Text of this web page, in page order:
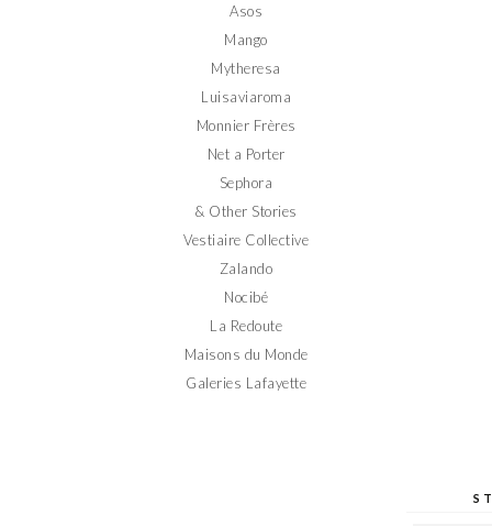
Asos
Mango
Mytheresa
Luisaviaroma
Monnier Frères
Net a Porter
Sephora
& Other Stories
Vestiaire Collective
Zalando
Nocibé
La Redoute
Maisons du Monde
Galeries Lafayette